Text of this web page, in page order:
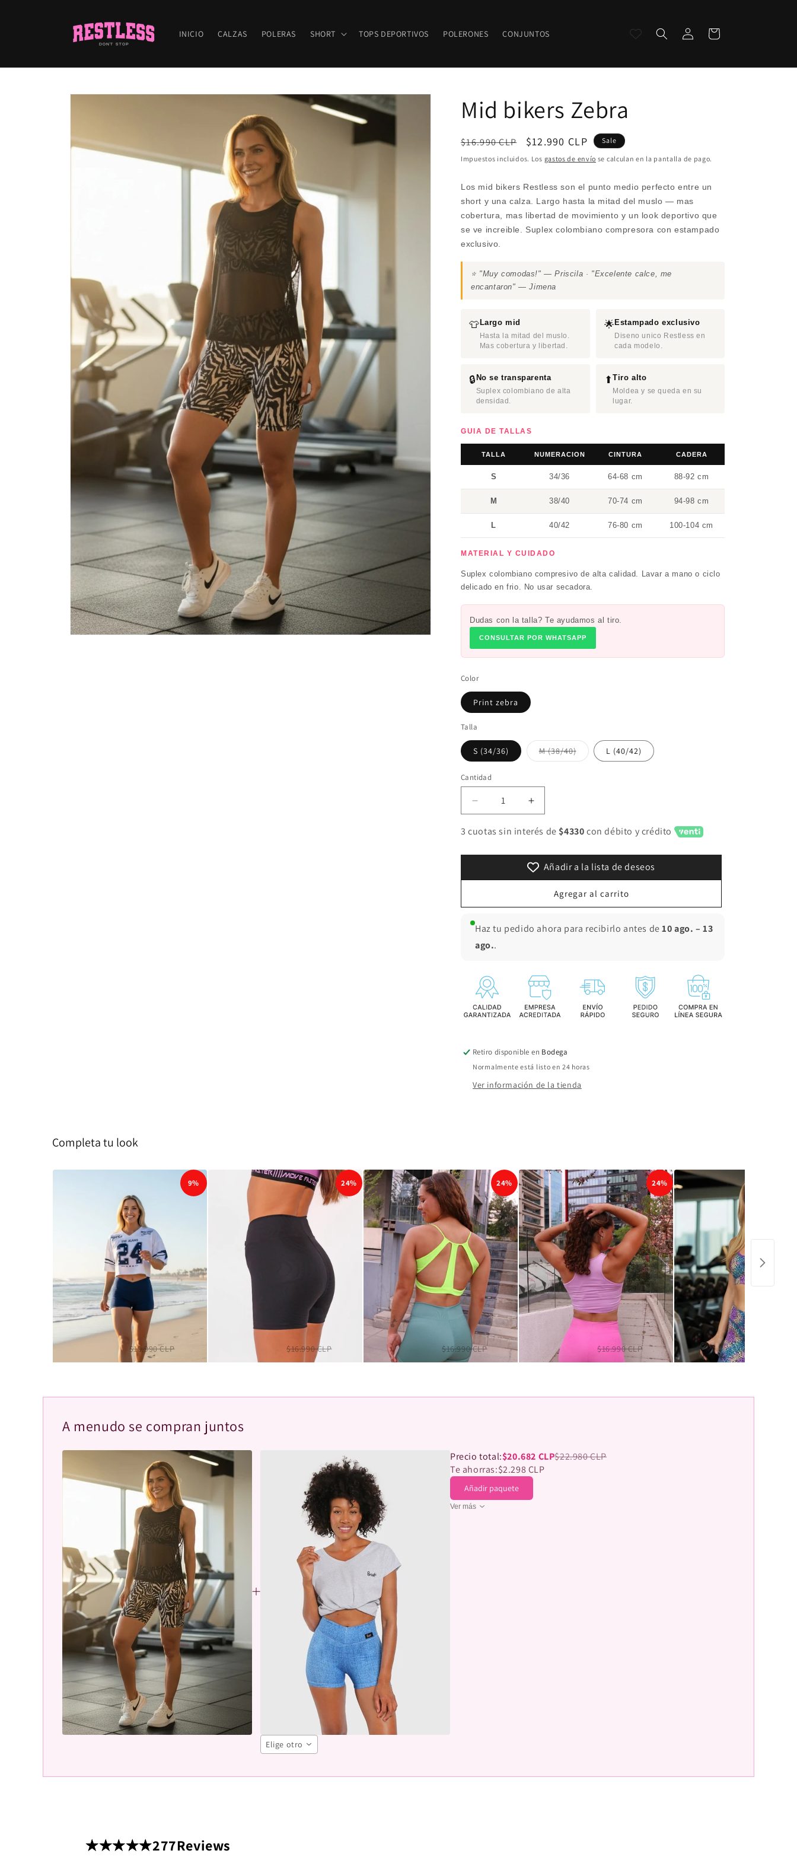
INICIO CALZAS POLERAS SHORT TOPS DEPORTIVOS POLERONES CONJUNTOS
sesión
Carrito
directamente
Mid bikers Zebra
Precio
habitual
$16.990 CLP
Precio
de
$12.990 CLP Sale
Impuestos incluidos. Los gastos de envío se calculan en la pantalla de pago.
Los mid bikers Restless son el punto medio perfecto entre un
short y una calza. Largo hasta la mitad del muslo — mas
cobertura, mas libertad de movimiento y un look deportivo que
se ve increible. Suplex colombiano compresora con estampado
exclusivo.
⭐ "Muy comodas!" — Priscila · "Excelente calce, me
encantaron" — Jimena
👕 Largo mid
Hasta la mitad del muslo.
Mas cobertura y libertad.
🌟Estampado exclusivo
Diseno unico Restless en
cada modelo.
🔒 No se transparenta
Suplex colombiano de alta
densidad.
⬆ Tiro alto
Moldea y se queda en su
lugar.
GUIA DE TALLAS
TALLA NUMERACION CINTURA CADERA
S 34/36 64-68 cm 88-92 cm
M 38/40 70-74 cm 94-98 cm
L 40/42 76-80 cm 100-104 cm
MATERIAL Y CUIDADO
Suplex colombiano compresivo de alta calidad. Lavar a mano o ciclo
delicado en frio. No usar secadora.
Dudas con la talla? Te ayudamos al tiro.
CONSULTAR POR WHATSAPP
Color
Print zebra
Talla
S (34/36) M (38/40)Variante
agotada
L (40/42)
Cantidad
Reducir
cantidad
para
bikers
Aumentar
cantidad
para
bikers
Zebra
3 cuotas sin interés de $4330con débito y crédito
Añadir a la lista de deseos
Agregar al carrito
Haz tu pedido ahora para recibirlo antes de10 ago. – 13
ago..
Retiro disponible en Bodega
Normalmente está listo en 24 horas
Ver información de la tienda
Completa tu look
9%
Short liso Azul Marino
$9.990 CLP $10.990 CLP
24%
Short moove
$12.990 CLP $16.990 CLP
24%
Short Deep Sea Acanelado
$12.990 CLP $16.990 CLP
24%
Short Pinky filly Snake
$12.990 CLP $16.990 CLP
Mid bikers Kalon
$12.990 CLP
A menudo se compran juntos
Elige otro
Precio total:$20.682 CLP$22.980 CLP
Te ahorras:$2.298 CLP
Añadir paquete
Ver más
277Reviews